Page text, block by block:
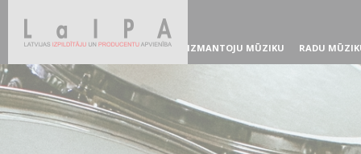
IZMANTOJU MŪZIKU RADU